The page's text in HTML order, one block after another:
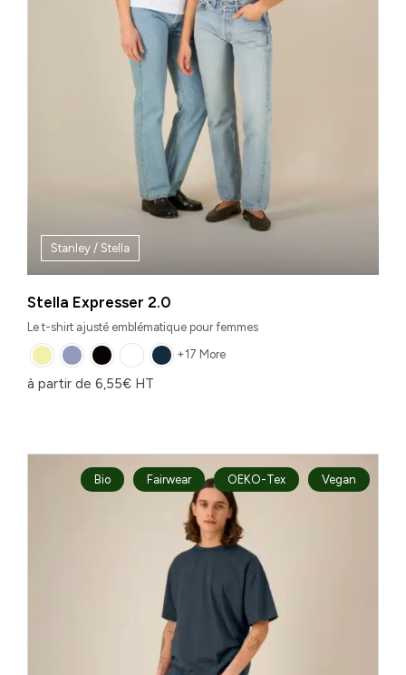
Stanley / Stella
Stella Expresser 2.0
Le t-shirt ajusté emblématique pour femmes
+17 More
à partir de 6,55€ HT
Bio Fairwear OEKO-Tex Vegan